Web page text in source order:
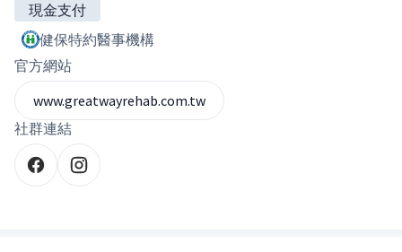
現金支付
健保特約醫事機構
官方網站
www.greatwayrehab.com.tw
社群連結